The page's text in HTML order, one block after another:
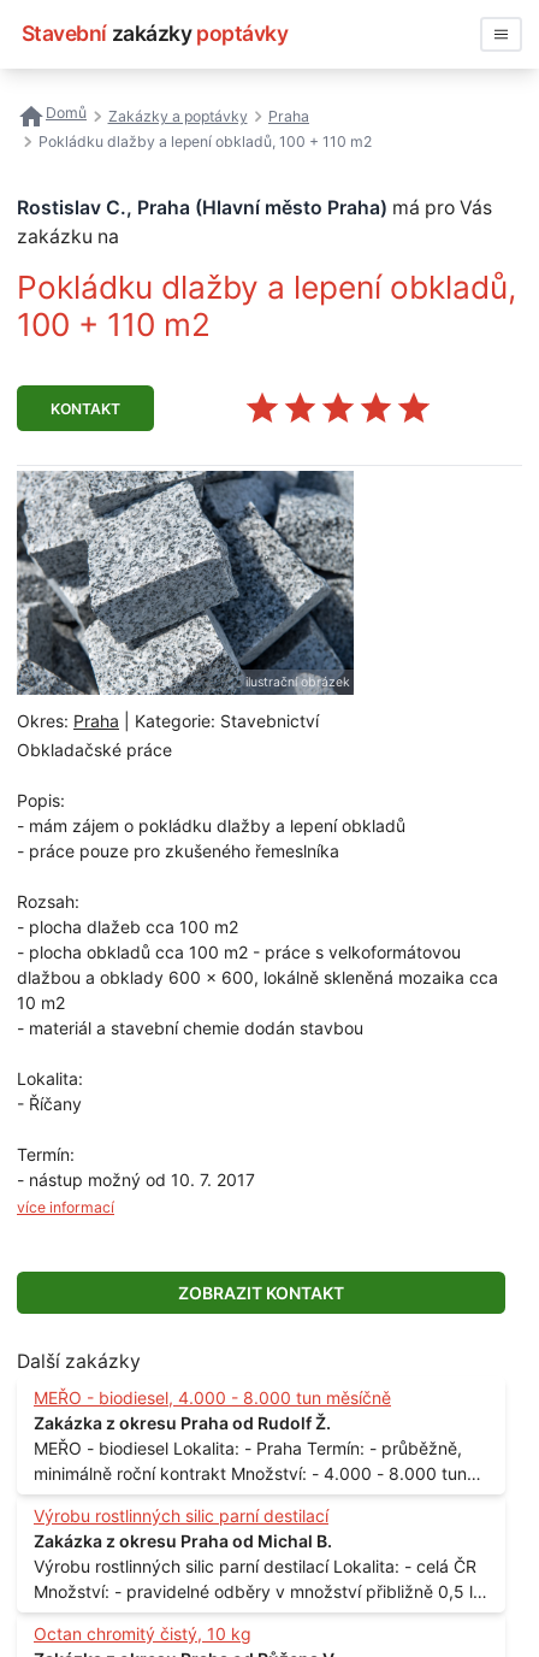
Stavební zakázky poptávky
Všechny zakázky
Nejčastější vyhledávání
Domů Zakázky a poptávky
Praha
Pokládku dlažby a lepení obkladů, 100 + 110 m2
Rostislav C., Praha (Hlavní město Praha) má pro Vás
zakázku na
Pokládku dlažby a lepení obkladů,
100 + 110 m2
KONTAKT
Okres: Praha | Kategorie: Stavebnictví
Obkladačské práce
Popis:
- mám zájem o pokládku dlažby a lepení obkladů
- práce pouze pro zkušeného řemeslníka
Rozsah:
- plocha dlažeb cca 100 m2
- plocha obkladů cca 100 m2 - práce s velkoformátovou
dlažbou a obklady 600 x 600, lokálně skleněná mozaika cca
10 m2
- materiál a stavební chemie dodán stavbou
Lokalita:
- Říčany
Termín:
- nástup možný od 10. 7. 2017
více informací
ZOBRAZIT KONTAKT
Další zakázky
MEŘO - biodiesel, 4.000 - 8.000 tun měsíčně
Zakázka z okresu Praha od Rudolf Ž.
MEŘO - biodiesel Lokalita: - Praha Termín: - průběžně,
minimálně roční kontrakt Množství: - 4.000 - 8.000 tun
měsíčně
Výrobu rostlinných silic parní destilací
Zakázka z okresu Praha od Michal B.
Výrobu rostlinných silic parní destilací Lokalita: - celá ČR
Množství: - pravidelné odběry v množství přibližně 0,5 l
až 1 l
Octan chromitý čistý, 10 kg
ilustrační obrázek